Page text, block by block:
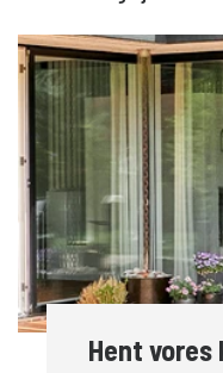
Hent vores